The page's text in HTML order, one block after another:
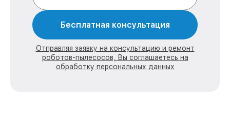
Бесплатная консультация
Отправляя заявку на консультацию и ремонт
роботов-пылесосов, Вы соглашаетесь на
обработку персональных данных